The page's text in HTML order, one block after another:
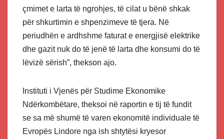
çmimet e larta të ngrohjes, të cilat u bënë shkak
për shkurtimin e shpenzimeve të tjera. Në
periudhën e ardhshme faturat e energjisë elektrike
dhe gazit nuk do të jenë të larta dhe konsumi do të
lëvizë sërish”, thekson ajo.
Instituti i Vjenës për Studime Ekonomike
Ndërkombëtare, theksoi në raportin e tij të fundit
se sa më shumë të varen ekonomitë individuale të
Evropës Lindore nga ish shtytësi kryesor